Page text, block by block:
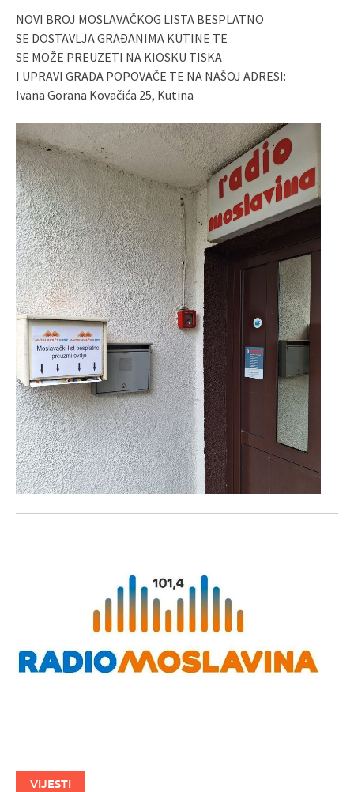
NOVI BROJ MOSLAVAČKOG LISTA BESPLATNO
SE DOSTAVLJA GRAĐANIMA KUTINE TE
SE MOŽE PREUZETI NA KIOSKU TISKA
I UPRAVI GRADA POPOVAČE TE NA NAŠOJ ADRESI:
Ivana Gorana Kovačića 25, Kutina
VIJESTI